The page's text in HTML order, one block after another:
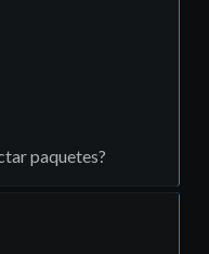
paquetes?